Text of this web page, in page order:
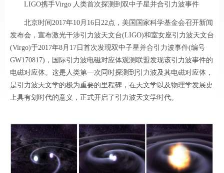
LIGO携手Virgo 人类首次探测到双中子星并合引力波事件
北京时间2017年10月16日22点，美国国家科学基金会召开新闻
发布会，宣布激光干涉引力波天文台(LIGO)和室女座引力波天文台
(Virgo)于2017年8月17日首次发现双中子星并合引力波事件(编号
GW170817)，国际引力波电磁对应体观测联盟发现该引力波事件的
电磁对应体。这是人类第一次同时探测到引力波及其电磁对应体，
是引力波天文学的极为重要的里程碑，在天文学以及物理学发展史
上具有划时代的意义，正式开启了引力波天文学时代。